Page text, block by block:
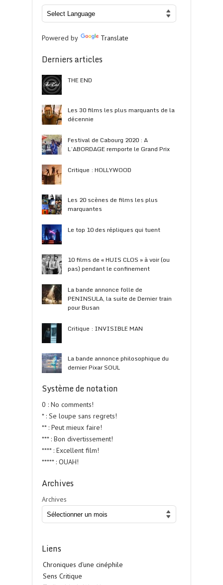
Powered by Translate
Derniers articles
THE END
Les 30 films les plus marquants de la
décennie
Festival de Cabourg 2020 : A
L’ABORDAGE remporte le Grand Prix
Critique : HOLLYWOOD
Les 20 scènes de films les plus
marquantes
Le top 10 des répliques qui tuent
10 films de « HUIS CLOS » à voir (ou
pas) pendant le confinement
La bande annonce folle de
PENINSULA, la suite de Dernier train
pour Busan
Critique : INVISIBLE MAN
La bande annonce philosophique du
dernier Pixar SOUL
Système de notation
0 : No comments!
* : Se loupe sans regrets!
** : Peut mieux faire!
*** : Bon divertissement!
**** : Excellent film!
***** : OUAH!
Archives
Archives
Liens
Chroniques d'une cinéphile
Sens Critique